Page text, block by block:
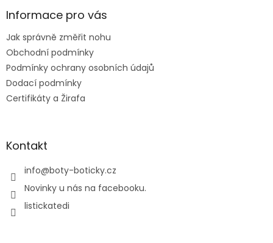
aInformace pro vás
Jak správně změřit nohu
Obchodní podmínky
Podmínky ochrany osobních údajů
Dodací podmínky
Certifikáty a Žirafa
Kontakt
info@boty-boticky.cz
Novinky u nás na facebooku.
listickatedi